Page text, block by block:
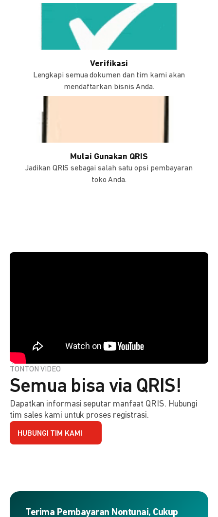
Verifikasi
Lengkapi semua dokumen dan tim kami akan
mendaftarkan bisnis Anda.
Mulai Gunakan QRIS
Jadikan QRIS sebagai salah satu opsi pembayaran
toko Anda.
TONTON VIDEO
Semua bisa via QRIS!
Dapatkan informasi seputar manfaat QRIS. Hubungi
tim sales kami untuk proses registrasi.
HUBUNGI TIM KAMI
Terima Pembayaran Nontunai, Cukup